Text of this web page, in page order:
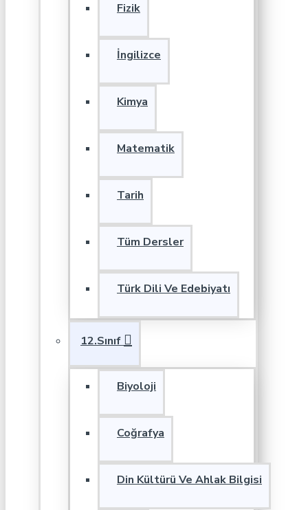
Fizik
İngilizce
Kimya
Matematik
Tarih
Tüm Dersler
Türk Dili Ve Edebiyatı
12.Sınıf
Biyoloji
Coğrafya
Din Kültürü Ve Ahlak Bilgisi